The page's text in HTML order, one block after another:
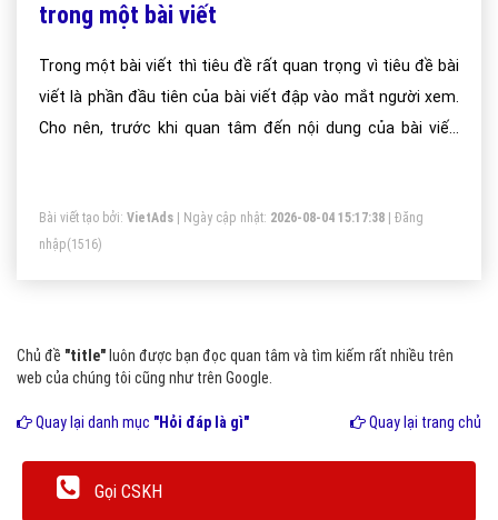
trong một bài viết
Trong một bài viết thì tiêu đề rất quan trọng vì tiêu đề bài
viết là phần đầu tiên của bài viết đập vào mắt người xem.
Cho nên, trước khi quan tâm đến nội dung của bài viết,
cạnh đó, tiêu đề cũng là một trong những yếu tố mà các
công cụ tìm kiếm quan tâm và dựa vào để xếp hạng kết
quả.
Bài viết tạo bởi: VietAds | Ngày cập nhật: 2026-08-04 15:17:38
Đăng
nhập(1516)
Chủ đề "title" luôn được bạn đọc quan tâm và tìm kiếm rất nhiều trên
web của chúng tôi cũng như trên Google.
Quay lại danh mục "Hỏi đáp là gì" Quay lại trang chủ
Gọi CSKH